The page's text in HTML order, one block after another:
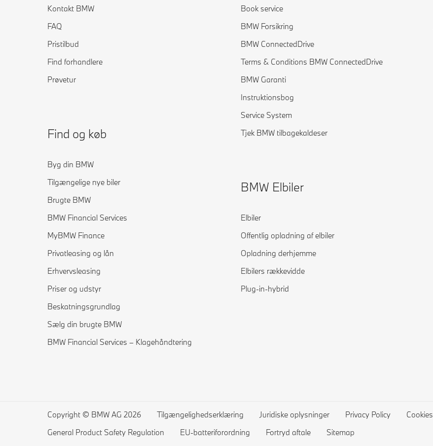
Kontakt BMW
FAQ
Pristilbud
Find forhandlere
Prøvetur
Find og køb
Byg din BMW
Tilgængelige nye biler
Brugte BMW
BMW Financial Services
MyBMW Finance
Privatleasing og lån
Erhvervsleasing
Priser og udstyr
Beskatningsgrundlag
Sælg din brugte BMW
BMW Financial Services – Klagehåndtering
Book service
BMW Forsikring
BMW ConnectedDrive
Terms & Conditions BMW ConnectedDrive
BMW Garanti
Instruktionsbog
Service System
Tjek BMW tilbagekaldeser
BMW Elbiler
Elbiler
Offentlig opladning af elbiler
Opladning derhjemme
Elbilers rækkevidde
Plug-in-hybrid
Copyright © BMW AG 2026 Tilgængelighedserklæring Juridiske oplysninger Privacy Policy Cookies
General Product Safety Regulation
EU-batteriforordning Fortryd aftale Sitemap